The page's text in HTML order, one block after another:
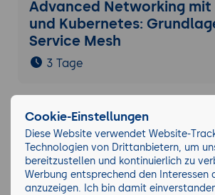
Advanced Networking mit
und Kubernetes:
Service Mesh
3 Tage
Argo CD: Grundlagen und
für Kubernetes-
2 Tage
Cookie-Einstellungen
Diese Website verwendet Website-
Technologien von Drittanbietern, um
bereitzustellen und kontinuierlich zu
Werbung entsprechend den Interessen
anzuzeigen. Ich bin damit